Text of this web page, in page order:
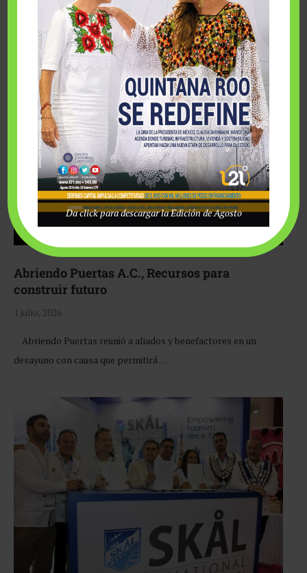
Fairmont Mayakoba y Make-A-Wish México unieron
esfuerzos para hacer realidad el deseo de una …
Abriendo Puertas A.C., Recursos para
construir futuro
1 julio, 2026
Abriendo Puertas reunió a aliados y benefactores en un
desayuno con causa que permitirá …
Da click para descargar la Edición de Agosto